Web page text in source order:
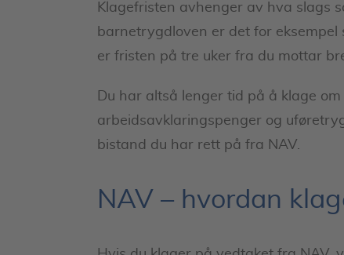
Klagefristen avhenger av hva slags
barnetrygdloven er det for eksempel
er fristen på tre uker fra du mottar
Du har altså lenger tid på å klage
arbeidsavklaringspenger og
bistand du har rett på fra NAV.
NAV – hvordan